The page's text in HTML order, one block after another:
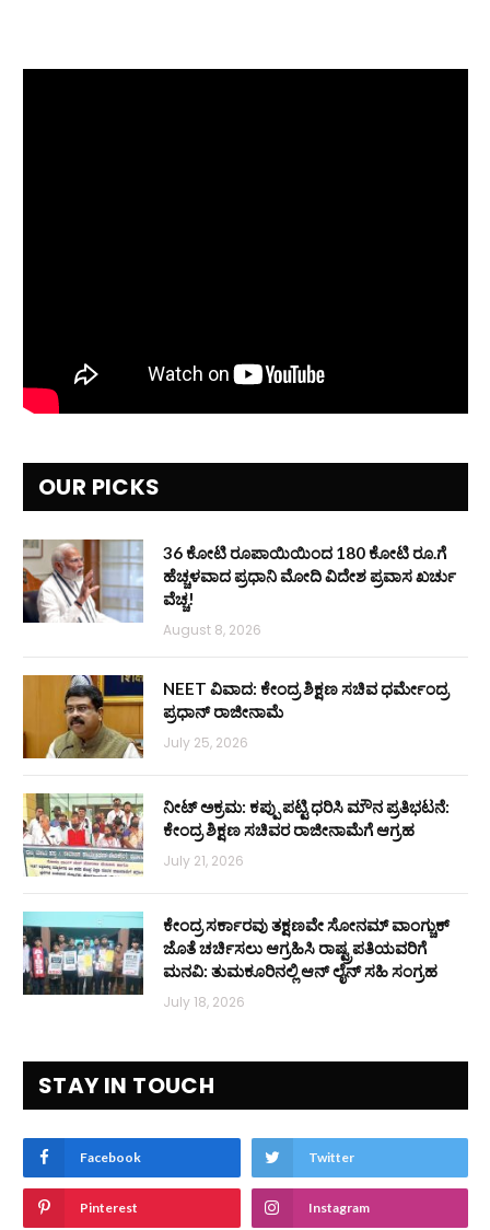
OUR PICKS
36 ಕೋಟಿ ರೂಪಾಯಿಯಿಂದ 180 ಕೋಟಿ ರೂ.ಗೆ
ಹೆಚ್ಚಳವಾದ ಪ್ರಧಾನಿ ಮೋದಿ ವಿದೇಶ ಪ್ರವಾಸ ಖರ್ಚು
ವೆಚ್ಚ!
August 8, 2026
NEET ವಿವಾದ: ಕೇಂದ್ರ ಶಿಕ್ಷಣ ಸಚಿವ ಧರ್ಮೇಂದ್ರ
ಪ್ರಧಾನ್ ರಾಜೀನಾಮೆ
July 25, 2026
ನೀಟ್ ಅಕ್ರಮ: ಕಪ್ಪು ಪಟ್ಟಿ ಧರಿಸಿ ಮೌನ ಪ್ರತಿಭಟನೆ:
ಕೇಂದ್ರ ಶಿಕ್ಷಣ ಸಚಿವರ ರಾಜೀನಾಮೆಗೆ ಆಗ್ರಹ
July 21, 2026
ಕೇಂದ್ರ ಸರ್ಕಾರವು ತಕ್ಷಣವೇ ಸೋನಮ್ ವಾಂಗ್ಚುಕ್
ಜೊತೆ ಚರ್ಚಿಸಲು ಆಗ್ರಹಿಸಿ ರಾಷ್ಟ್ರಪತಿಯವರಿಗೆ
ಮನವಿ: ತುಮಕೂರಿನಲ್ಲಿ ಆನ್‌ ಲೈನ್ ಸಹಿ ಸಂಗ್ರಹ
July 18, 2026
STAY IN TOUCH
Facebook Twitter
Pinterest Instagram